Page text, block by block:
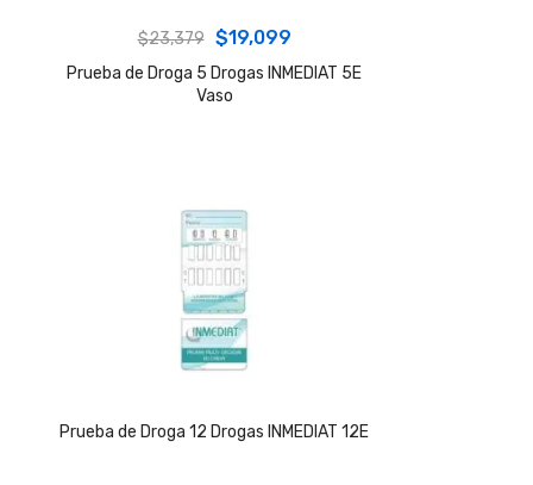
$23,379 Original
price
was:
$19,099Current
price
Prueba de Droga 5 Drogas INMEDIAT 5E
Vaso
Prueba de Droga 12 Drogas INMEDIAT 12E